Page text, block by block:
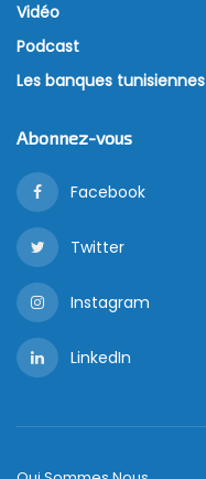
Vidéo
Podcast
Les banques tunisiennes
Abonnez-vous
Facebook
Twitter
Instagram
LinkedIn